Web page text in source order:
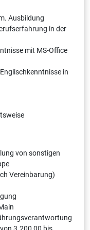
Ausbildung
in der
mit MS-Office
in
von sonstigen
Vereinbarung)